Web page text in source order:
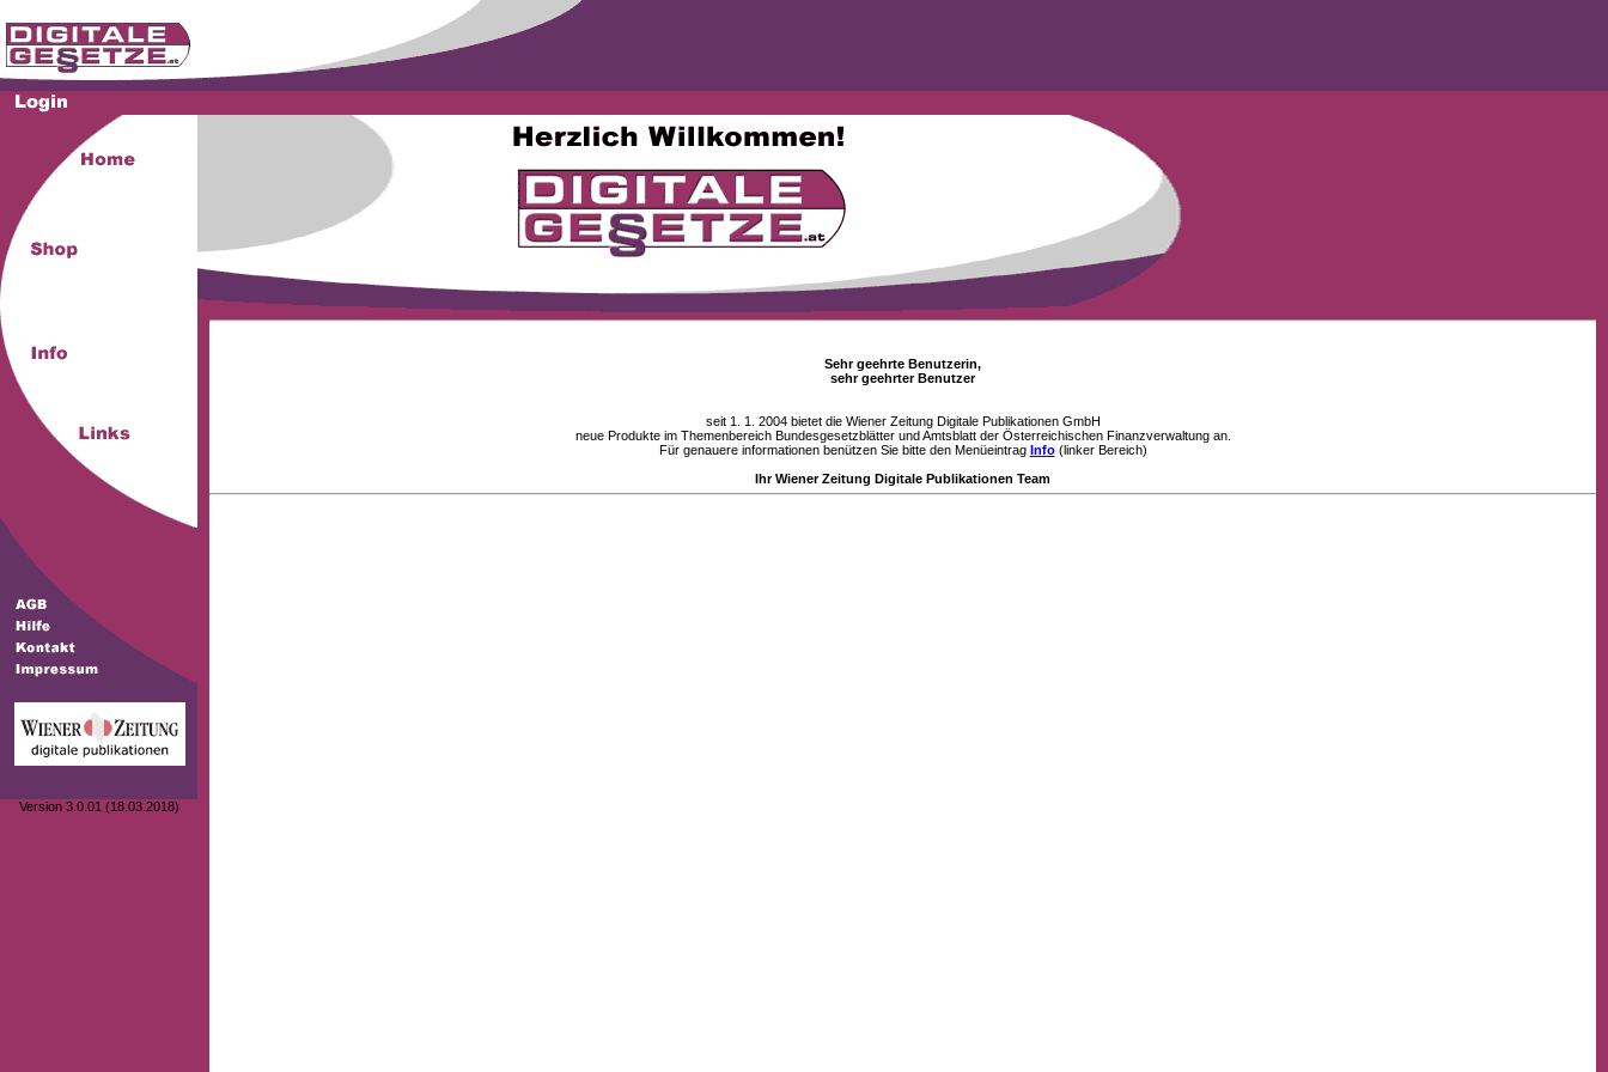
Version 3.0.01 (18.03.2018)
Sehr geehrte Benutzerin,
sehr geehrter Benutzer
seit 1. 1. 2004 bietet die Wiener Zeitung Digitale Publikationen GmbH
neue Produkte im Themenbereich Bundesgesetzblätter und Amtsblatt der Österreichischen Finanzverwaltung an.
Für genauere informationen benützen Sie bitte den Menüeintrag Info(linker Bereich)
Ihr Wiener Zeitung Digitale Publikationen Team